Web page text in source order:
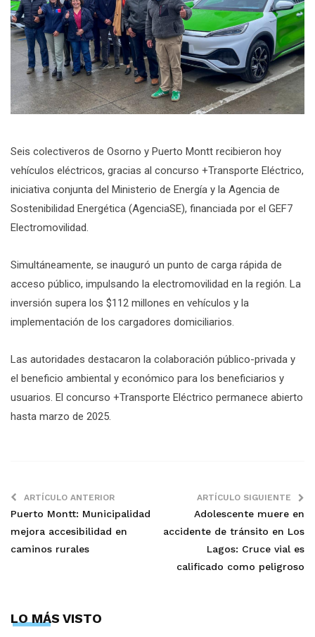
Seis colectiveros de Osorno y Puerto Montt recibieron hoy
vehículos eléctricos, gracias al concurso +Transporte Eléctrico,
iniciativa conjunta del Ministerio de Energía y la Agencia de
Sostenibilidad Energética (AgenciaSE), financiada por el GEF7
Electromovilidad.
Simultáneamente, se inauguró un punto de carga rápida de
acceso público, impulsando la electromovilidad en la región. La
inversión supera los $112 millones en vehículos y la
implementación de los cargadores domiciliarios.
Las autoridades destacaron la colaboración público-privada y
el beneficio ambiental y económico para los beneficiarios y
usuarios. El concurso +Transporte Eléctrico permanece abierto
hasta marzo de 2025.
ARTÍCULO ANTERIOR
Puerto Montt: Municipalidad
mejora accesibilidad en
caminos rurales
ARTÍCULO SIGUIENTE
Adolescente muere en
accidente de tránsito en Los
Lagos: Cruce vial es
calificado como peligroso
LO MÁS VISTO